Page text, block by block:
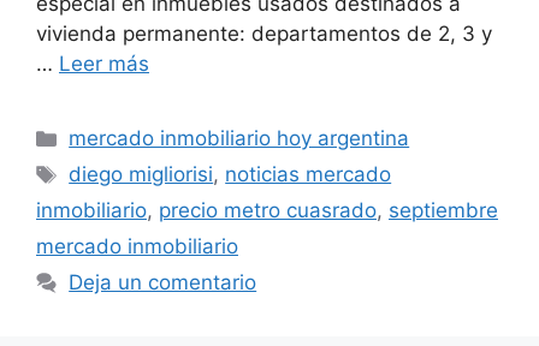
vivienda permanente: departamentos de 2, 3 y
… Leer más
Categorías
mercado inmobiliario hoy argentina
Etiquetas
diego migliorisi, noticias mercado
inmobiliario, precio metro cuasrado, septiembre
mercado inmobiliario
Deja un comentario